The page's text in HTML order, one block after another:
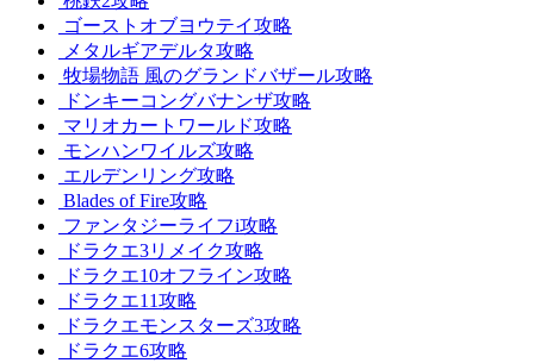
ゴーストオブヨウテイ攻略
メタルギアデルタ攻略
牧場物語 風のグランドバザール攻略
ドンキーコングバナンザ攻略
マリオカートワールド攻略
モンハンワイルズ攻略
エルデンリング攻略
Blades of Fire攻略
ファンタジーライフi攻略
ドラクエ3リメイク攻略
ドラクエ10オフライン攻略
ドラクエ11攻略
ドラクエモンスターズ3攻略
ドラクエ6攻略